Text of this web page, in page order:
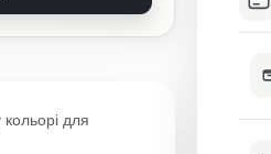
для